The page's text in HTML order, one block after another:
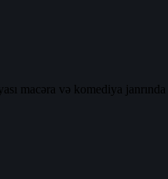
macəra və komediya